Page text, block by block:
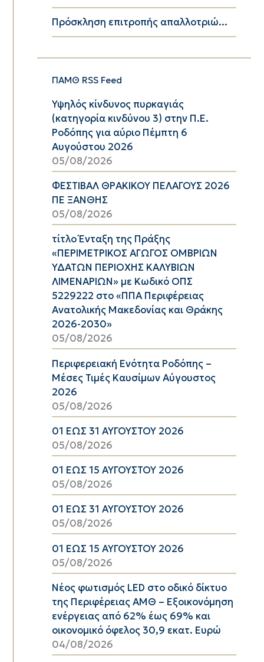
Πρόσκληση επιτροπής απαλλοτριώ...
ΠΑΜΘ RSS Feed
Υψηλός κίνδυνος πυρκαγιάς
(κατηγορία κινδύνου 3) στην Π.Ε.
Ροδόπης για αύριο Πέμπτη 6
Αυγούστου 2026
05/08/2026
ΦΕΣΤΙΒΑΛ ΘΡΑΚΙΚΟΥ ΠΕΛΑΓΟΥΣ 2026
ΠΕ ΞΑΝΘΗΣ
05/08/2026
τίτλο Ένταξη της Πράξης
«ΠΕΡΙΜΕΤΡΙΚΟΣ ΑΓΩΓΟΣ ΟΜΒΡΙΩΝ
ΥΔΑΤΩΝ ΠΕΡΙΟΧΗΣ ΚΑΛΥΒΙΩΝ
ΛΙΜΕΝΑΡΙΩΝ» με Κωδικό ΟΠΣ
5229222 στο «ΠΠΑ Περιφέρειας
Ανατολικής Μακεδονίας και Θράκης
2026-2030»
05/08/2026
Περιφερειακή Ενότητα Ροδόπης –
Μέσες Τιμές Καυσίμων Αύγουστος
2026
05/08/2026
01 ΕΩΣ 31 ΑΥΓΟΥΣΤΟΥ 2026
05/08/2026
01 ΕΩΣ 15 ΑΥΓΟΥΣΤΟΥ 2026
05/08/2026
01 ΕΩΣ 31 ΑΥΓΟΥΣΤΟΥ 2026
05/08/2026
01 ΕΩΣ 15 ΑΥΓΟΥΣΤΟΥ 2026
05/08/2026
Νέος φωτισμός LED στο οδικό δίκτυο
της Περιφέρειας ΑΜΘ – Εξοικονόμηση
ενέργειας από 62% έως 69% και
οικονομικό όφελος 30,9 εκατ. Ευρώ
04/08/2026